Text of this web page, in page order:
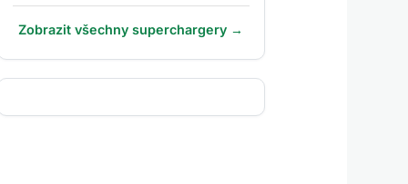
Zobrazit všechny superchargery →